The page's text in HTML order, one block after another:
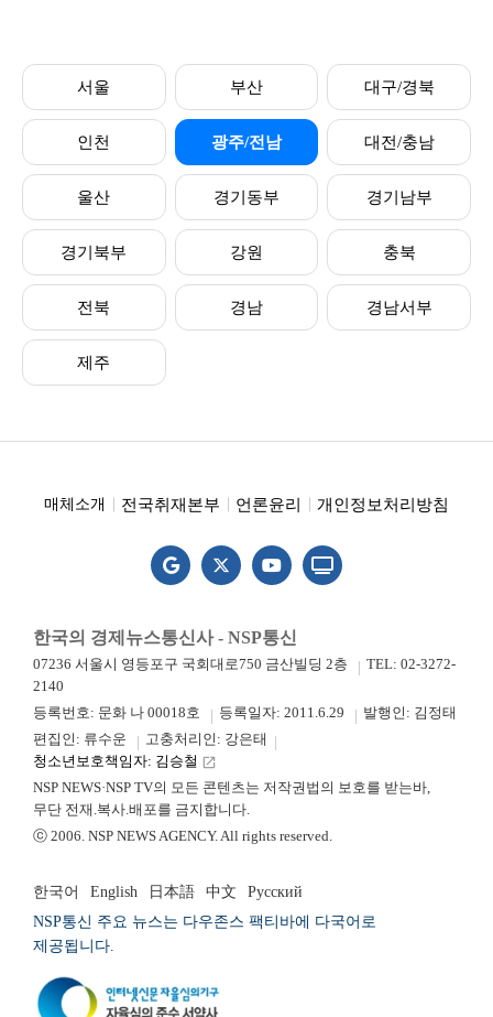
서울 부산 대구/경북
인천 광주/전남 대전/충남
울산 경기동부 경기남부
경기북부 강원 충북
전북 경남 경남서부
제주
매체소개 전국취재본부 언론윤리 개인정보처리방침
한국의 경제뉴스통신사 - NSP통신
07236 서울시 영등포구 국회대로750 금산빌딩 2층
TEL: 02-3272-
2140
등록번호: 문화 나 00018호
등록일자: 2011.6.29
발행인: 김정태
편집인: 류수운
고충처리인: 강은태
청소년보호책임자: 김승철 launch
NSP NEWS·NSP TV의 모든 콘텐츠는 저작권법의 보호를 받는바,
무단 전재.복사.배포를 금지합니다.
ⓒ 2006. NSP NEWS AGENCY. All rights reserved.
한국어 English 日本語 中文
Русский
NSP통신 주요 뉴스는 다우존스 팩티바에 다국어로
제공됩니다.